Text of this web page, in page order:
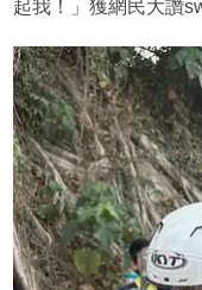
起我！」獲網民大讚